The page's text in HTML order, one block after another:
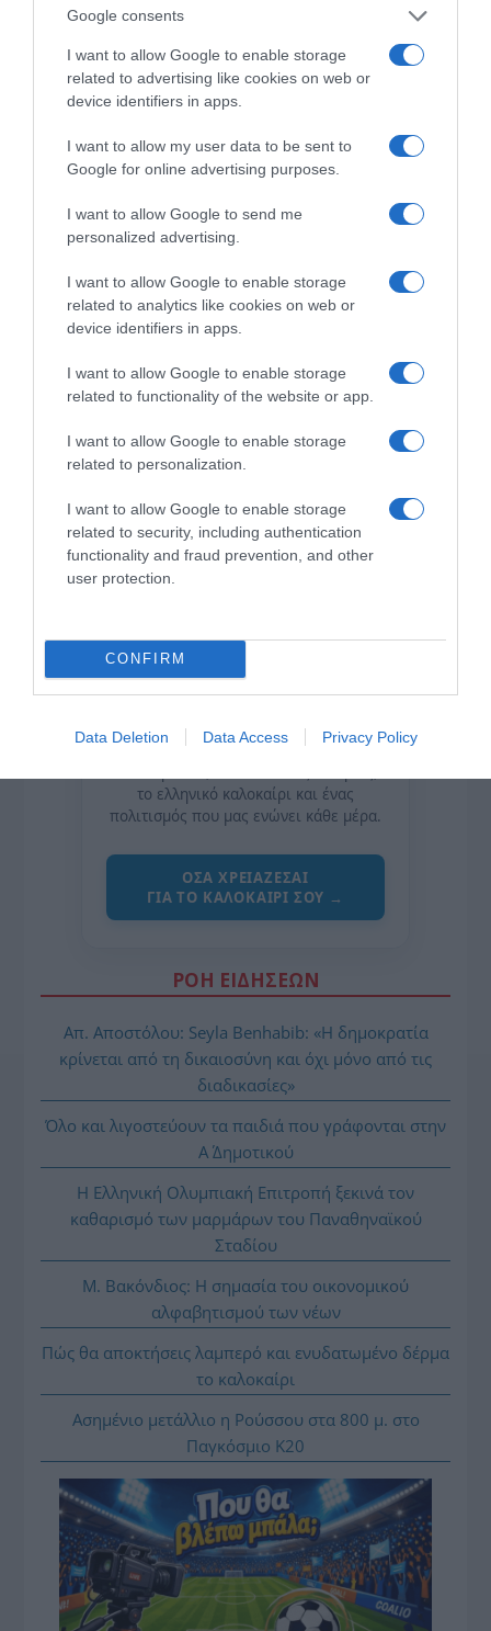
Google consents
I want to allow Google to enable storage
related to advertising like cookies on web or
device identifiers in apps.
I want to allow my user data to be sent to
Google for online advertising purposes.
I want to allow Google to send me
personalized advertising.
I want to allow Google to enable storage
related to analytics like cookies on web or
device identifiers in apps.
I want to allow Google to enable storage
related to functionality of the website or app.
I want to allow Google to enable storage
related to personalization.
I want to allow Google to enable storage
related to security, including authentication
functionality and fraud prevention, and other
user protection.
CONFIRM
Data Deletion Data Access Privacy Policy
Η ΣΤΗΛΗ ΜΑΣ
της Ζωής μας
το ελληνικό καλοκαίρι και ένας
πολιτισμός που μας ενώνει κάθε μέρα.
ΌΣΑ ΧΡΕΙΆΖΕΣΑΙ
ΓΙΑ ΤΟ ΚΑΛΟΚΑΊΡΙ ΣΟΥ →
ΡΟΗ ΕΙΔΗΣΕΩΝ
Απ. Αποστόλου: Seyla Benhabib: «Η δημοκρατία
κρίνεται από τη δικαιοσύνη και όχι μόνο από τις
διαδικασίες»
Όλο και λιγοστεύουν τα παιδιά που γράφονται στην
Α΄ Δημοτικού
Η Ελληνική Ολυμπιακή Επιτροπή ξεκινά τον
καθαρισμό των μαρμάρων του Παναθηναϊκού
Σταδίου
Μ. Βακόνδιος: H σημασία του οικονομικού
αλφαβητισμού των νέων
Πώς θα αποκτήσεις λαμπερό και ενυδατωμένο δέρμα
το καλοκαίρι
Ασημένιο μετάλλιο η Ρούσσου στα 800 μ. στο
Παγκόσμιο Κ20